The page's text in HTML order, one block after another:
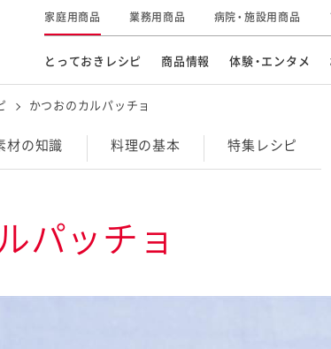
とっておきレシピ 商品情報
ドレッシングなど
体験・エンタメ
家庭用商品 業務用商品 病院・施設用商品
企業情報
かつおのカルパッチョ
材の知識 料理の基本 特集 レシピ
パッチョ